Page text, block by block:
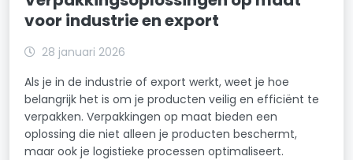
voor industrie en export
28 januari 2026
Als je in de industrie of export werkt, weet je hoe
belangrijk het is om je producten veilig en efficiënt te
verpakken. Verpakkingen op maat bieden een
oplossing die niet alleen je producten beschermt,
maar ook je logistieke processen optimaliseert.